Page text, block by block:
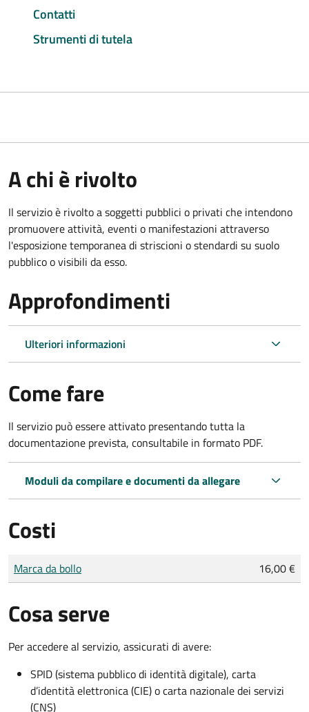
Contatti
Strumenti di tutela
A chi è rivolto
Il servizio è rivolto a soggetti pubblici o privati che intendono
promuovere attività, eventi o manifestazioni attraverso
l'esposizione temporanea di striscioni o stendardi su suolo
pubblico o visibili da esso.
Approfondimenti
Ulteriori informazioni
Come fare
Il servizio può essere attivato presentando tutta la
documentazione prevista, consultabile in formato PDF.
Moduli da compilare e documenti da allegare
Costi
Tipo di pagamento
Importo
Marca da bollo 16,00 €
Cosa serve
Per accedere al servizio, assicurati di avere:
SPID (sistema pubblico di identità digitale), carta
d’identità elettronica (CIE) o carta nazionale dei servizi
(CNS)